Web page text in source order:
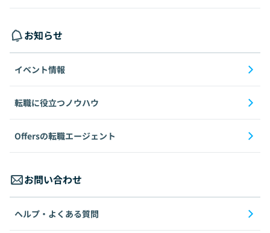
お知らせ
イベント情報
転職に役立つノウハウ
Offersの転職エージェント
お問い合わせ
ヘルプ・よくある質問